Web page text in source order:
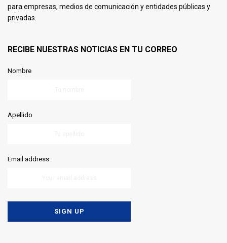
para empresas, medios de comunicación y entidades públicas y
privadas.
RECIBE NUESTRAS NOTICIAS EN TU CORREO
Nombre
Apellido
Email address: